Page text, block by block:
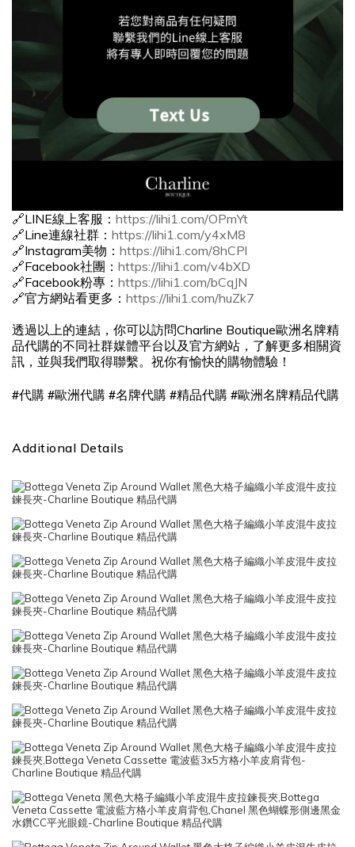
🔗LINE線上客服： https://lihi1.com/OPmYt
🔗Line連線社群： https://lihi1.com/y4xM8
🔗Instagram美物： https://lihi1.com/8hCPl
🔗Facebook社團： https://lihi1.com/v4bXD
🔗Facebook粉專： https://lihi1.com/bCqJN
🔗官方網站看更多： https://lihi1.com/huZk7
透過以上的連結，你可以訪問Charline Boutique歐洲名牌精
品代購的不同社群媒體平台以及官方網站，了解更多相關資
訊，並與我們取得聯繫。祝你有愉快的購物體驗！
#代購 #歐洲代購 #名牌代購 #精品代購 #歐洲名牌精品代購
Additional Details